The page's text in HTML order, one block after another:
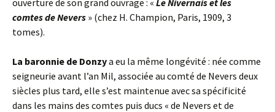
ouverture de son grand ouvrage : « Le Nivernais et les
comtes de Nevers » (chez H. Champion, Paris, 1909, 3
tomes).
La baronnie de Donzya eu la même longévité : née comme
seigneurie avant l’an Mil, associée au comté de Nevers deux
siècles plus tard, elle s’est maintenue avec sa spécificité
dans les mains des comtes puis ducs « de Nevers et de